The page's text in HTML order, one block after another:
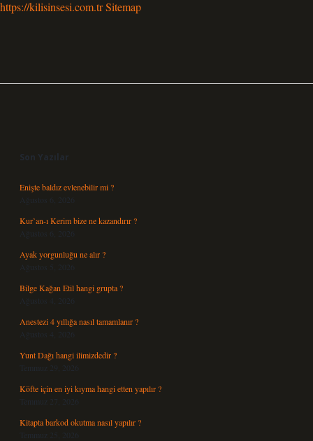
https://kilisinsesi.com.trSitemap
Son Yazılar
Enişte baldız evlenebilir mi ?
Ağustos 6, 2026
Kur’an-ı Kerim bize ne kazandırır ?
Ağustos 6, 2026
Ayak yorgunluğu ne alır ?
Ağustos 5, 2026
Bilge Kağan Etil hangi grupta ?
Ağustos 4, 2026
Anestezi 4 yıllığa nasıl tamamlanır ?
Ağustos 4, 2026
Yunt Dağı hangi ilimizdedir ?
Temmuz 29, 2026
Köfte için en iyi kıyma hangi etten yapılır ?
Temmuz 27, 2026
Kitapta barkod okutma nasıl yapılır ?
Temmuz 25, 2026